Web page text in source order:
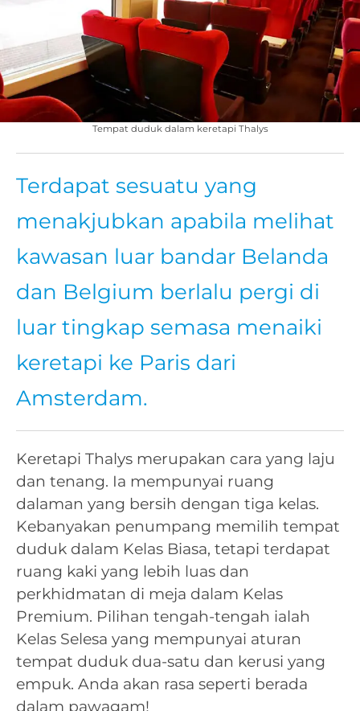
Tempat duduk dalam keretapi Thalys
Terdapat sesuatu yang
menakjubkan apabila melihat
kawasan luar bandar Belanda
dan Belgium berlalu pergi di
luar tingkap semasa menaiki
keretapi ke Paris dari
Amsterdam.
Keretapi Thalys merupakan cara yang laju
dan tenang. Ia mempunyai ruang
dalaman yang bersih dengan tiga kelas.
Kebanyakan penumpang memilih tempat
duduk dalam Kelas Biasa, tetapi terdapat
ruang kaki yang lebih luas dan
perkhidmatan di meja dalam Kelas
Premium. Pilihan tengah-tengah ialah
Kelas Selesa yang mempunyai aturan
tempat duduk dua-satu dan kerusi yang
empuk. Anda akan rasa seperti berada
dalam pawagam!